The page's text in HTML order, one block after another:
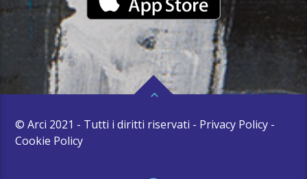
© Arci 2021 - Tutti i diritti riservati - Privacy Policy -
Cookie Policy